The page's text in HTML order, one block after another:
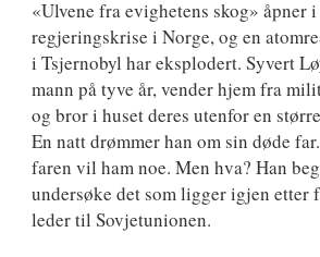
«Ulvene fra evighetens skog» åpner
regjeringskrise i Norge, og en
i Tsjernobyl har eksplodert. Syvert
mann på tyve år, vender hjem fra
og bror i huset deres utenfor en
En natt drømmer han om sin døde
faren vil ham noe. Men hva? Han
undersøke det som ligger igjen etter
leder til Sovjetunionen.